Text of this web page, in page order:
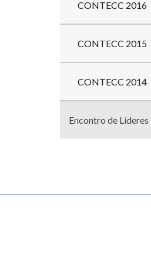
CONTECC 2016
CONTECC 2015
CONTECC 2014
Encontro de